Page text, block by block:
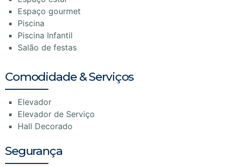
Espaço gourmet
Piscina
Piscina Infantil
Salão de festas
Comodidade & Serviços
Elevador
Elevador de Serviço
Hall Decorado
Segurança